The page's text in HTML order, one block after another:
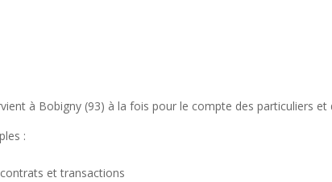
à Bobigny (93) à la fois pour le compte des particuliers et
:
et transactions